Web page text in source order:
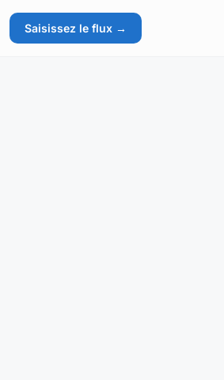
Saisissez le flux →